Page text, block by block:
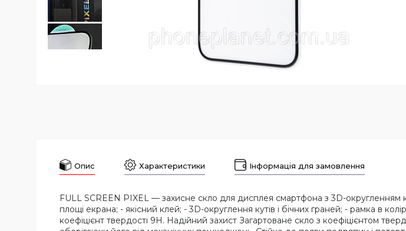
Опис Характеристики Інформація для замовлення
FULL SCREEN PIXEL — захисне скло для дисплея смартфона з 3D-округленням
площі екрана; - якісний клей; - 3D-округлення кутів і бічних граней; - рамка в
коефіцієнт твердості 9Н. Надійний захист Загартоване скло з коефіцієнтом